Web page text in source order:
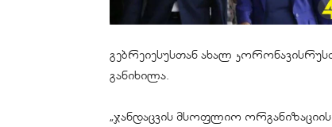
გებრეიესუსთან ახალ
განიხილა.
„ჯანდაცვის მსოფლიო